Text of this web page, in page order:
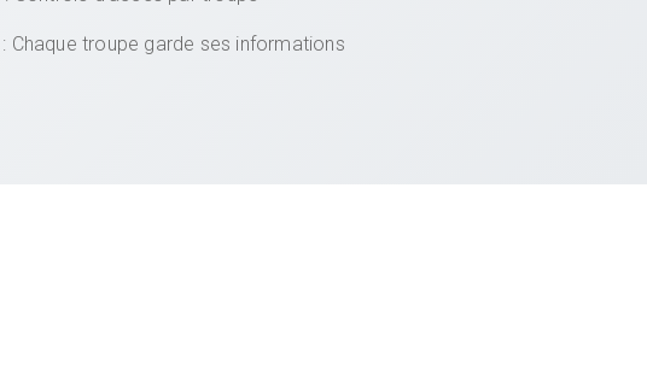
: Chaque troupe garde ses informations